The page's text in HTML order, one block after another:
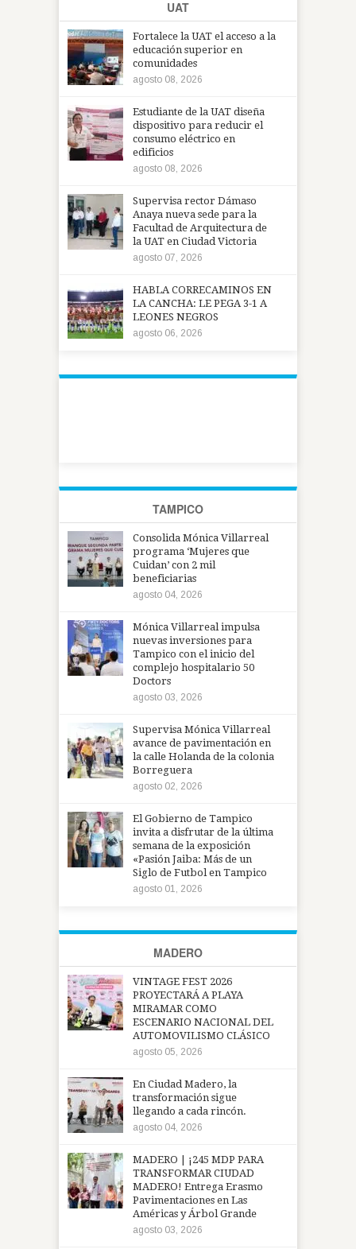
UAT
Fortalece la UAT el acceso a la
educación superior en
comunidades
agosto 08, 2026
Estudiante de la UAT diseña
dispositivo para reducir el
consumo eléctrico en
edificios
agosto 08, 2026
Supervisa rector Dámaso
Anaya nueva sede para la
Facultad de Arquitectura de
la UAT en Ciudad Victoria
agosto 07, 2026
HABLA CORRECAMINOS EN
LA CANCHA: LE PEGA 3-1 A
LEONES NEGROS
agosto 06, 2026
TAMPICO
Consolida Mónica Villarreal
programa ‘Mujeres que
Cuidan’ con 2 mil
beneficiarias
agosto 04, 2026
Mónica Villarreal impulsa
nuevas inversiones para
Tampico con el inicio del
complejo hospitalario 50
Doctors
agosto 03, 2026
Supervisa Mónica Villarreal
avance de pavimentación en
la calle Holanda de la colonia
Borreguera
agosto 02, 2026
El Gobierno de Tampico
invita a disfrutar de la última
semana de la exposición
«Pasión Jaiba: Más de un
Siglo de Futbol en Tampico
agosto 01, 2026
MADERO
VINTAGE FEST 2026
PROYECTARÁ A PLAYA
MIRAMAR COMO
ESCENARIO NACIONAL DEL
AUTOMOVILISMO CLÁSICO
agosto 05, 2026
En Ciudad Madero, la
transformación sigue
llegando a cada rincón.
agosto 04, 2026
MADERO | ¡245 MDP PARA
TRANSFORMAR CIUDAD
MADERO! Entrega Erasmo
Pavimentaciones en Las
Américas y Árbol Grande
agosto 03, 2026